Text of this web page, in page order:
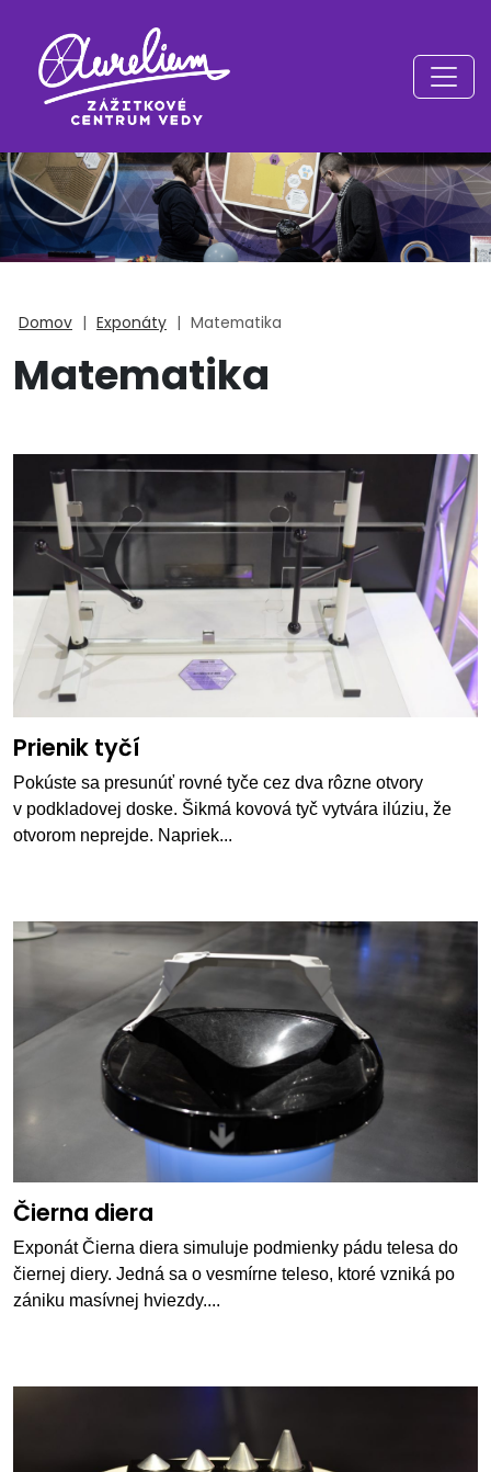
Domov | Exponáty | Matematika
Matematika
Prienik tyčí
Pokúste sa presunúť rovné tyče cez dva rôzne otvory
v podkladovej doske. Šikmá kovová tyč vytvára ilúziu, že
otvorom neprejde. Napriek...
Čierna diera
Exponát Čierna diera simuluje podmienky pádu telesa do
čiernej diery. Jedná sa o vesmírne teleso, ktoré vzniká po
zániku masívnej hviezdy....